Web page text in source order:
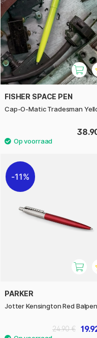
FISHER SPACE PEN
Cap-O-Matic Tradesman
11%
PARKER
Jotter Kensington Red Balpen
24.90 €